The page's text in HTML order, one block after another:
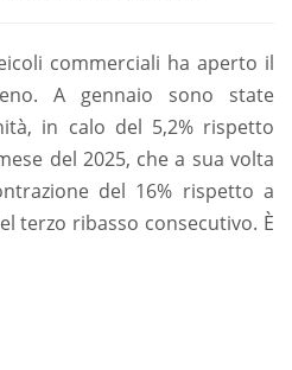
commerciali ha aperto il
A gennaio sono state
in calo del 5,2% rispetto
del 2025, che a sua volta
del 16% rispetto a
terzo ribasso consecutivo. È